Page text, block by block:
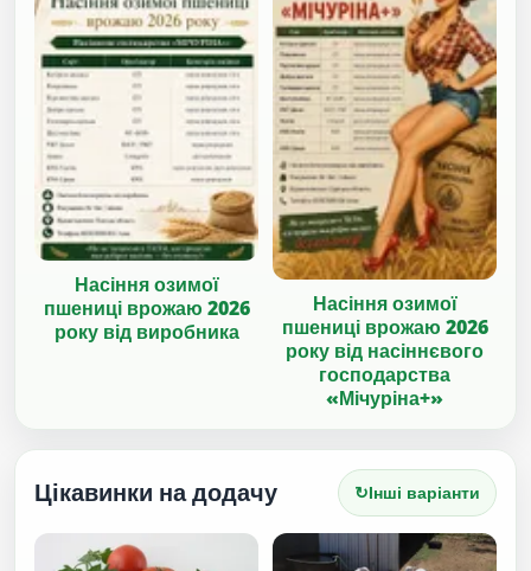
Насіння озимої
пшениці врожаю 2026
року від виробника
Насіння озимої
пшениці врожаю 2026
року від насіннєвого
господарства
«Мічуріна+»
Цікавинки на додачу ↻Інші варіанти